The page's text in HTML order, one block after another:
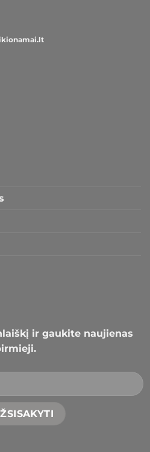
ir gaukite naujienas